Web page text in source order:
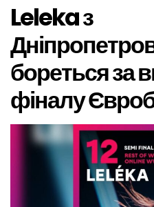
Leleka з
бореться за
фіналу